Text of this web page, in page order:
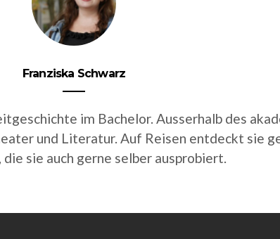
Franziska Schwarz
im Bachelor. Ausserhalb des
und Literatur. Auf Reisen entdeckt sie
die sie auch gerne selber ausprobiert.